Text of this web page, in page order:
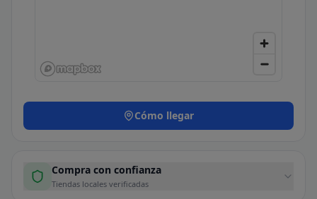
Cómo llegar
Compra con confianza
Tiendas locales verificadas